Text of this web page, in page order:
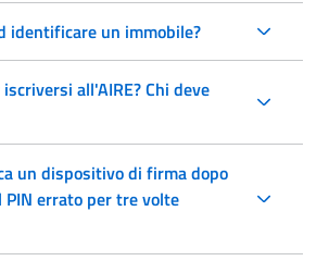
identificare un immobile?
all'AIRE? Chi deve
un dispositivo di firma dopo
errato per tre volte